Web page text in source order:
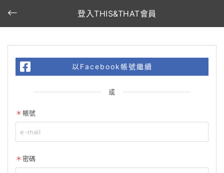
登入THIS&THAT會員
以Facebook帳號繼續
或
帳號
密碼